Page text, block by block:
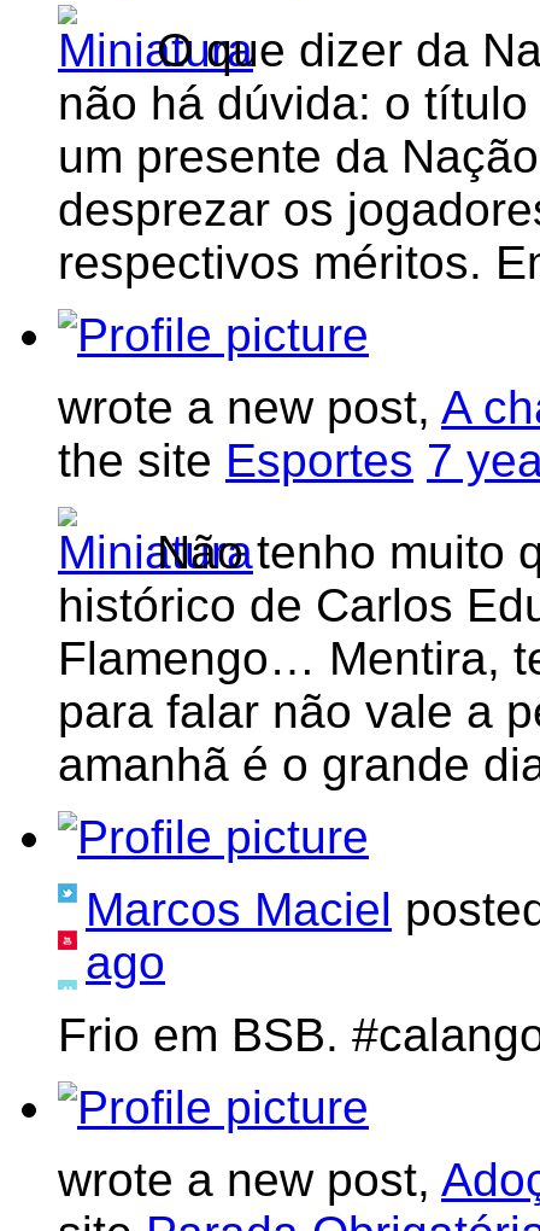
O que dizer da
não há dúvida: o
um presente da
desprezar os
respectivos méritos.
wrote a new post, A
the site Esportes 7
Não tenho muito
histórico de Carlos
Flamengo… Mentira,
para falar não vale a
amanhã é o grande
Marcos Maciel
ago
Frio em BSB.
wrote a new post,